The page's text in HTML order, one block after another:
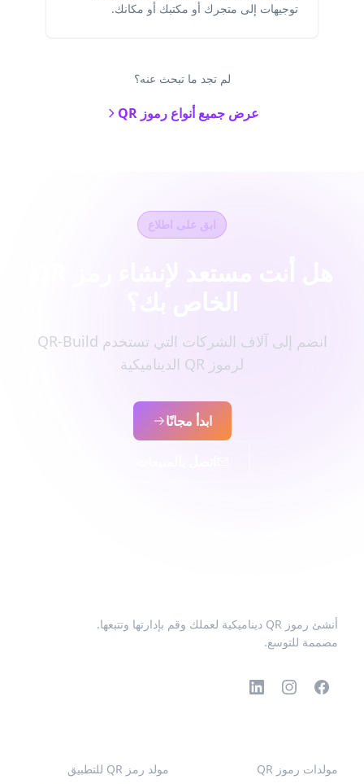
توجيهات إلى متجرك أو مكتبك أو مكانك.
لم تجد ما تبحث عنه؟
عرض جميع أنواع رموز QR
ابق على اطلاع
انضم إلى آلاف الشركات التي تستخدم QR-Build
لرموز QR الديناميكية
ابدأ مجانًا
أنشئ رموز QR ديناميكية لعملك وقم بإدارتها وتتبعها.
مصممة للتوسع.
مولدات رموز QR
مولد رمز QR للتطبيق